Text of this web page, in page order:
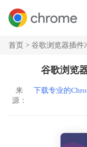
首页 >谷歌浏览器插件
谷歌浏览
来
源：
下载专业的